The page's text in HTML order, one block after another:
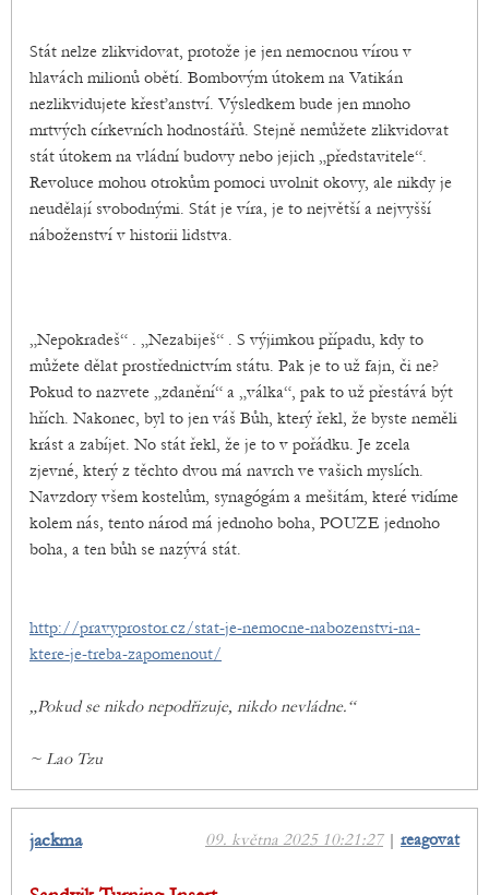
Stát nelze zlikvidovat, protože je jen nemocnou vírou v
hlavách milionů obětí. Bombovým útokem na Vatikán
nezlikvidujete křesťanství. Výsledkem bude jen mnoho
mrtvých církevních hodnostářů. Stejně nemůžete zlikvidovat
stát útokem na vládní budovy nebo jejich „představitele“.
Revoluce mohou otrokům pomoci uvolnit okovy, ale nikdy je
neudělají svobodnými. Stát je víra, je to největší a nejvyšší
náboženství v historii lidstva.
„Nepokradeš“ . „Nezabiješ“ . S výjimkou případu, kdy to
můžete dělat prostřednictvím státu. Pak je to už fajn, či ne?
Pokud to nazvete „zdanění“ a „válka“, pak to už přestává být
hřích. Nakonec, byl to jen váš Bůh, který řekl, že byste neměli
krást a zabíjet. No stát řekl, že je to v pořádku. Je zcela
zjevné, který z těchto dvou má navrch ve vašich myslích.
Navzdory všem kostelům, synagógám a mešitám, které vidíme
kolem nás, tento národ má jednoho boha, POUZE jednoho
boha, a ten bůh se nazývá stát.
http://pravyprostor.cz/stat-je-nemocne-nabozenstvi-na-
ktere-je-treba-zapomenout/
„Pokud se nikdo nepodřizuje, nikdo nevládne.“
~ Lao Tzu
09. května 2025 10:21:27| reagovat
jackma